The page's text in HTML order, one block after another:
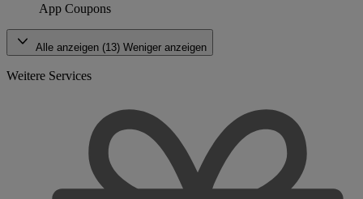
App Coupons
Alle anzeigen (13) Weniger anzeigen
Weitere Services